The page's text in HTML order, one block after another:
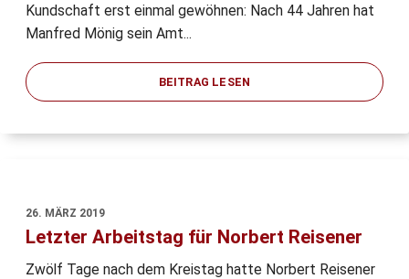
Kundschaft erst einmal gewöhnen: Nach 44 Jahren hat
Manfred Mönig sein Amt...
BEITRAG LESEN
26. MÄRZ 2019
Letzter Arbeitstag für Norbert Reisener
Zwölf Tage nach dem Kreistag hatte Norbert Reisener